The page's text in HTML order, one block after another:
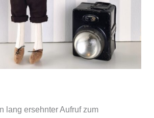
lang ersehnter Aufruf zum